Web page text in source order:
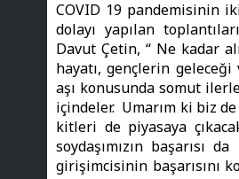
COVID 19 pandemisinin
dolayı yapılan
Davut Çetin, “ Ne kadar
hayatı, gençlerin
aşı konusunda somut
içindeler. Umarım ki biz
kitleri de piyasaya
soydaşımızın
girişimcisinin başarısını